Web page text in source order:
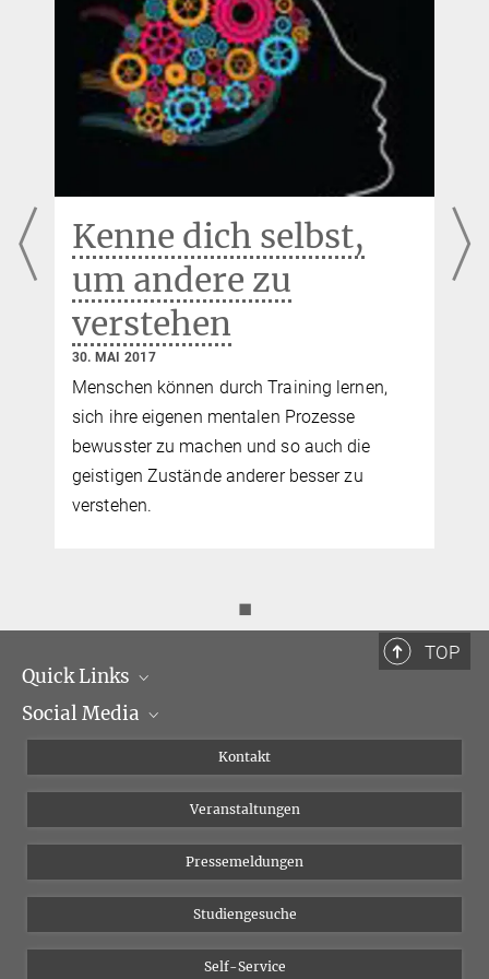
Specific reduction in cortisol stress reactivity after social but not
attention-based mental training
Science Advances (2017) DOI: 10.1126/sciadv.1700495
Kenne dich selbst,
um andere zu
verstehen
30. MAI 2017
Menschen können durch Training lernen,
sich ihre eigenen mentalen Prozesse
bewusster zu machen und so auch die
geistigen Zustände anderer besser zu
verstehen.
◼
TOP
Quick Links
Institutsleitung
Social Media
Bluesky
YouTube
Kontakt
Veranstaltungen
Pressemeldungen
Studiengesuche
Self-Service